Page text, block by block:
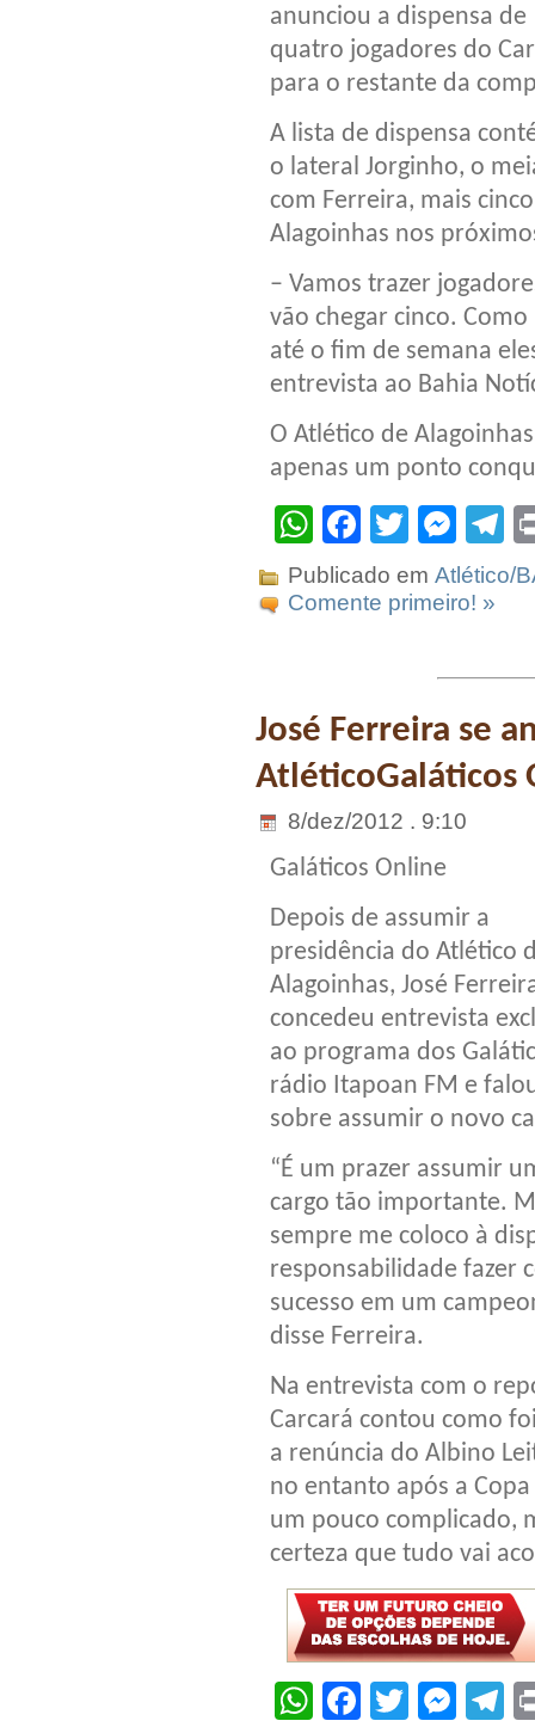
anunciou a dispensa de
quatro jogadores do
para o restante da
A lista de dispensa
o lateral Jorginho, o
com Ferreira, mais
Alagoinhas nos
– Vamos trazer
vão chegar cinco.
até o fim de semana
entrevista ao Bahia
O Atlético de
apenas um ponto
WhatsApp
Facebook
Twitter
Publicado em Atlético/
Comente primeiro! »
José Ferreira se
AtléticoGaláticos
8/dez/2012 . 9:10
Galáticos Online
Depois de assumir a
presidência do Atlético
Alagoinhas, José
concedeu entrevista
ao programa dos
rádio Itapoan FM e
sobre assumir o novo
“É um prazer assumir
cargo tão importante.
sempre me coloco à
responsabilidade fazer
sucesso em um
disse Ferreira.
Na entrevista com o
Carcará contou como
a renúncia do Albino
no entanto após a
um pouco complicado,
certeza que tudo vai
WhatsApp
Facebook
Twitter